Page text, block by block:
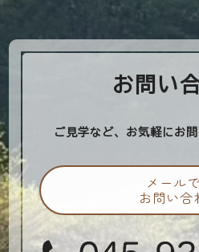
お問い
ご見学など、お気軽にお
メール
お問い合